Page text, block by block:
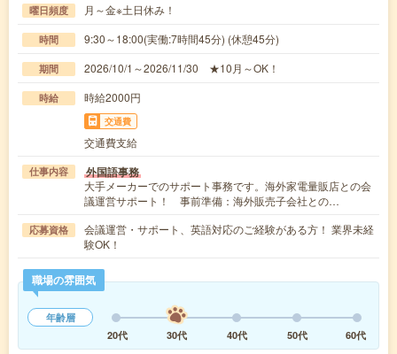
曜日頻度 月～金※土日休み！
時間 9:30～18:00(実働:7時間45分) (休憩45分)
期間 2026/10/1～2026/11/30 ★10月～OK！
時給 時給2000円
交通費
交通費支給
仕事内容 外国語事務
大手メーカーでのサポート事務です。海外家電量販店との会
議運営サポート！ 事前準備：海外販売子会社との…
応募資格
会議運営・サポート、英語対応のご経験がある方！ 業界未経
験OK！
職場の雰囲気
年齢層
20代
30代 40代 50代 60代